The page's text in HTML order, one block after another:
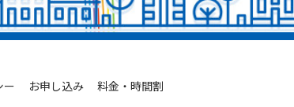
ー お申し込み 料金・時間割